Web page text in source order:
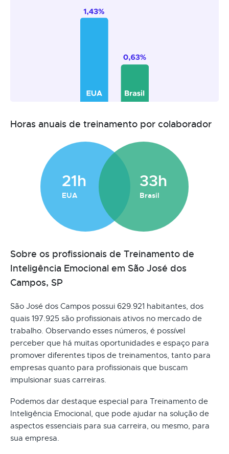
Horas anuais de treinamento por colaborador
21h
EUA
33h
Brasil
Sobre os profissionais de Treinamento de
Inteligência Emocional em São José dos
Campos, SP
São José dos Campos possui 629.921 habitantes, dos
quais 197.925 são profissionais ativos no mercado de
trabalho. Observando esses números, é possível
perceber que há muitas oportunidades e espaço para
promover diferentes tipos de treinamentos, tanto para
empresas quanto para profissionais que buscam
impulsionar suas carreiras.
Podemos dar destaque especial para Treinamento de
Inteligência Emocional, que pode ajudar na solução de
aspectos essenciais para sua carreira, ou mesmo, para
sua empresa.